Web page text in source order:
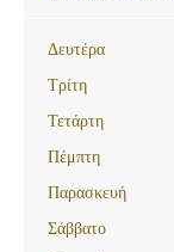
Δευτέρα
Τρίτη
Τετάρτη
Πέμπτη
Παρασκευή
Σάββατο